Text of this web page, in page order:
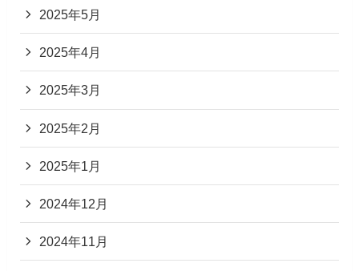
2025年5月
2025年4月
2025年3月
2025年2月
2025年1月
2024年12月
2024年11月